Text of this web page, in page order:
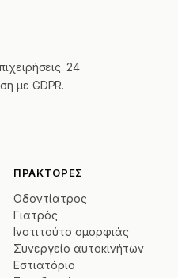
24
με GDPR.
ΠΡΆΚΤΟΡΕΣ
Οδοντίατρος
Γιατρός
Ινστιτούτο ομορφιάς
Συνεργείο αυτοκινήτων
Εστιατόριο